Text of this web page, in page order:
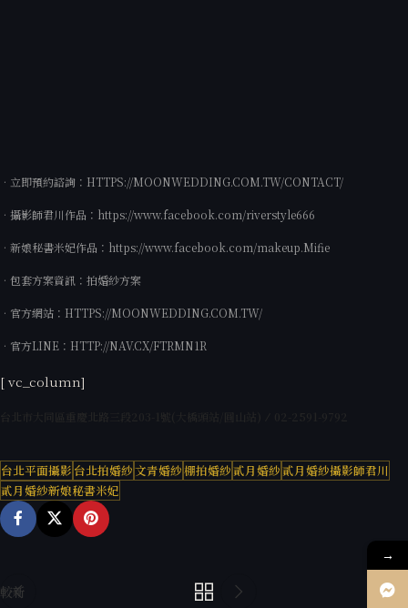
•立即預約諮詢： HTTPS://MOONWEDDING.COM.TW/CONTACT/
•攝影師君川作品： https://www.facebook.com/riverstyle666
•新娘秘書米妃作品： https://www.facebook.com/makeup.Mifie
•包套方案資訊： 拍婚紗方案
•官方網站： HTTPS://MOONWEDDING.COM.TW/
•官方LINE： HTTP://NAV.CX/FTRMN1R
[ vc_column]
台北平面攝影 台北拍婚紗文青婚紗棚拍婚紗貳月婚紗貳月婚紗攝影師君川
貳月婚紗新娘秘書米妃
較新 較舊
→